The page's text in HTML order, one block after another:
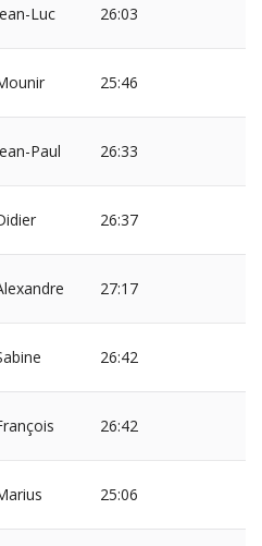
Luc 26:03
25:46
Paul 26:33
26:37
27:17
26:42
26:42
25:06